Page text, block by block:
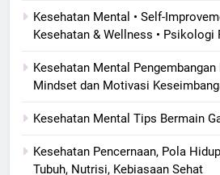
Kesehatan Mental • Self-
Kesehatan & Wellness • Psikologi
Kesehatan Mental
Mindset dan Motivasi
Kesehatan Mental Tips Bermain
Kesehatan Pencernaan, Pola
Tubuh, Nutrisi, Kebiasaan Sehat